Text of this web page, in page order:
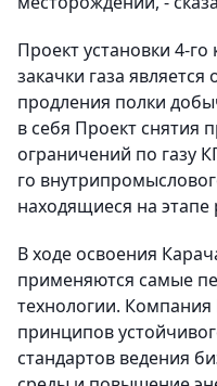
Проект установки 4-
закачки газа
продления полки
в себя Проект снятия
ограничений по газу
го
находящиеся на этапе
В ходе освоения
применяются самые
технологии.
принципов
стандартов ведения